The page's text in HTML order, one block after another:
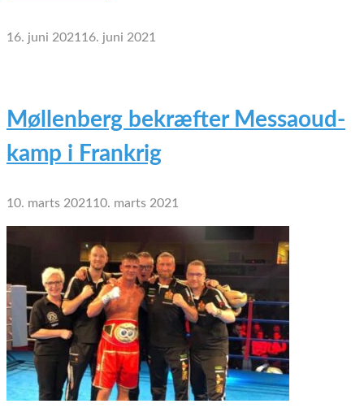
16. juni 2021 16. juni 2021
Møllenberg bekræfter Messaoud-
kamp i Frankrig
10. marts 2021 10. marts 2021